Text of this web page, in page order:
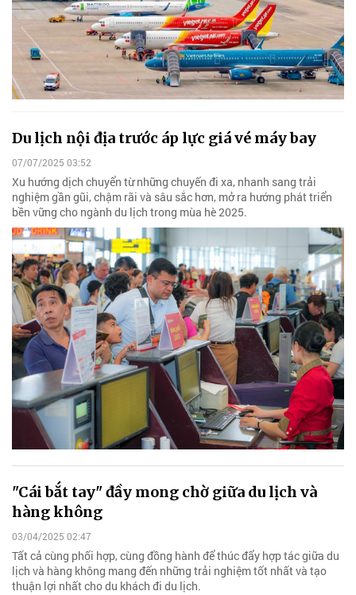
Du lịch nội địa trước áp lực giá vé máy bay
07/07/2025 03:52
Xu hướng dịch chuyển từ những chuyến đi xa, nhanh sang trải
nghiệm gần gũi, chậm rãi và sâu sắc hơn, mở ra hướng phát triển
bền vững cho ngành du lịch trong mùa hè 2025.
"Cái bắt tay" đầy mong chờ giữa du lịch và
hàng không
03/04/2025 02:47
Tất cả cùng phối hợp, cùng đồng hành để thúc đẩy hợp tác giữa du
lịch và hàng không mang đến những trải nghiệm tốt nhất và tạo
thuận lợi nhất cho du khách đi du lịch.